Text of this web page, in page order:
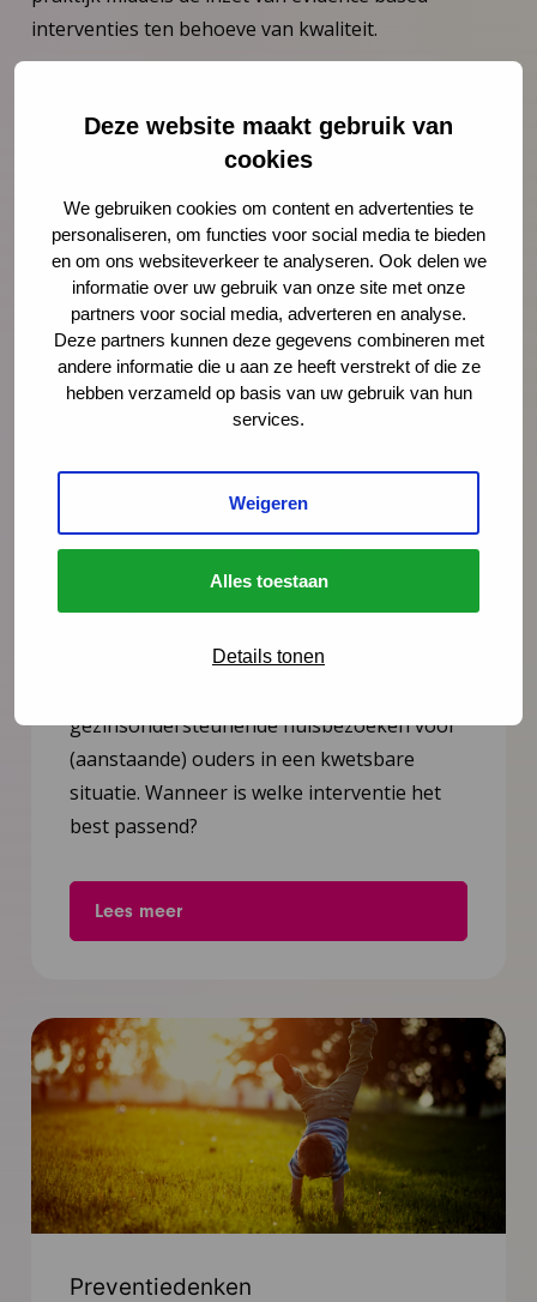
Deze website maakt gebruik van
cookies
We gebruiken cookies om content en advertenties te
personaliseren, om functies voor social media te bieden
en om ons websiteverkeer te analyseren. Ook delen we
informatie over uw gebruik van onze site met onze
partners voor social media, adverteren en analyse.
Deze partners kunnen deze gegevens combineren met
andere informatie die u aan ze heeft verstrekt of die ze
hebben verzameld op basis van uw gebruik van hun
services.
Weigeren
Alles toestaan
Details tonen
interventies ten behoeve van kwaliteit.
Ook is het mogelijk om Stevig Ouderschap in te
zetten op advies van een professional buiten de JGZ,
tijdens de zwangerschap en ook mogelijk (tot 6
maanden) na de geboorte van een kind.
VoorZorg
Stevig Ouderschap en VoorZorg zijn twee
gezinsondersteunende huisbezoeken voor
(aanstaande) ouders in een kwetsbare
situatie. Wanneer is welke interventie het
best passend?
Lees meer
Preventiedenken